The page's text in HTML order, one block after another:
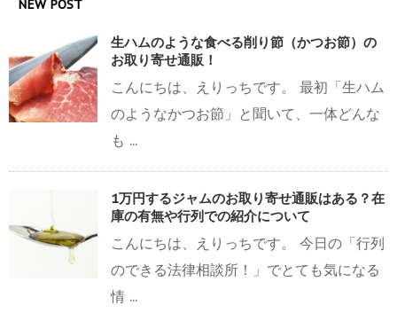
NEW POST
生ハムのような食べる削り節（かつお節）の
お取り寄せ通販！
こんにちは、えりっちです。 最初「生ハム
のようなかつお節」と聞いて、一体どんな
も ...
1万円するジャムのお取り寄せ通販はある？在
庫の有無や行列での紹介について
こんにちは、えりっちです。 今日の「行列
のできる法律相談所！」でとても気になる
情 ...